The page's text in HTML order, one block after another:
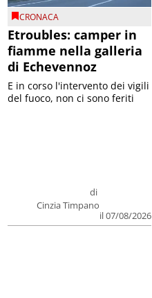
CRONACA
Etroubles: camper in
fiamme nella galleria
di Echevennoz
di
Cinzia Timpano
il 07/08/2026
E in corso l'intervento dei vigili
del fuoco, non ci sono feriti